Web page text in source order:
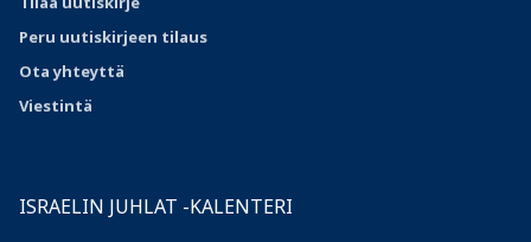
Peru uutiskirjeen tilaus
Otayhteyttä
Viestintä
ISRAELIN JUHLAT -KALENTERI